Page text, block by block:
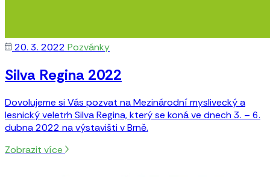
20. 3. 2022 Pozvánky
Silva Regina 2022
Dovolujeme si Vás pozvat na Mezinárodní myslivecký a
lesnický veletrh Silva Regina, který se koná ve dnech 3. – 6.
dubna 2022 na výstavišti v Brně.
Zobrazit více